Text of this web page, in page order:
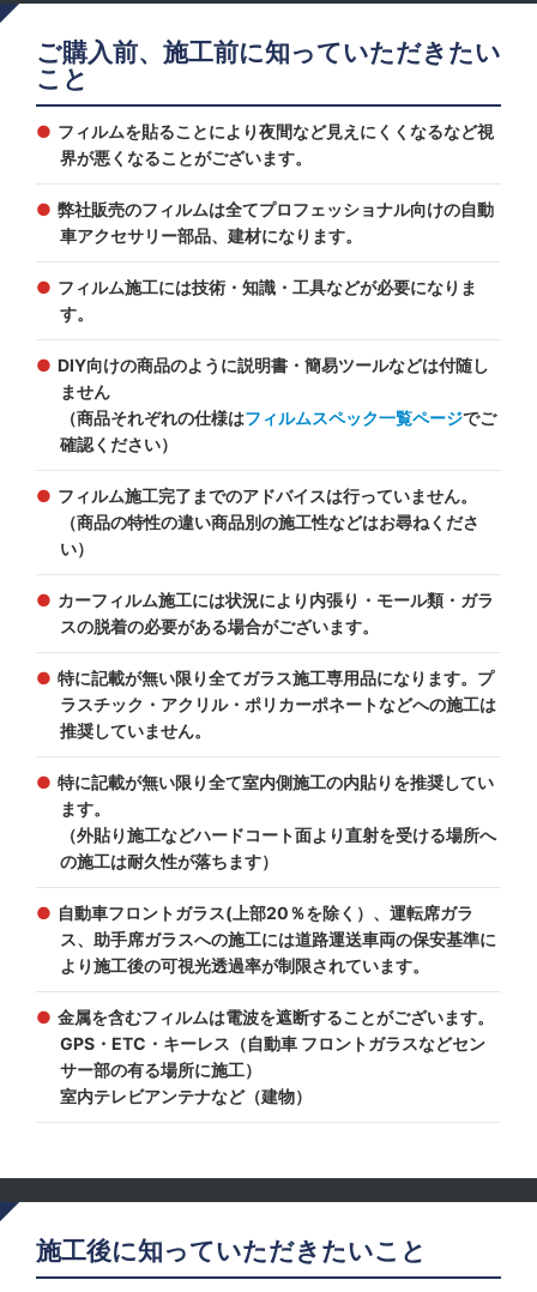
ご購入前、施工前に知っていただきたい
こと
フィルムを貼ることにより夜間など見えにくくなるなど視
界が悪くなることがございます。
弊社販売のフィルムは全てプロフェッショナル向けの自動
車アクセサリー部品、建材になります。
フィルム施工には技術・知識・工具などが必要になりま
す。
DIY向けの商品のように説明書・簡易ツールなどは付随し
ません
（商品それぞれの仕様はフィルムスペック一覧ページでご
確認ください）
フィルム施工完了までのアドバイスは行っていません。
（商品の特性の違い商品別の施工性などはお尋ねくださ
い）
カーフィルム施工には状況により内張り・モール類・ガラ
スの脱着の必要がある場合がございます。
特に記載が無い限り全てガラス施工専用品になります。プ
ラスチック・アクリル・ポリカーポネートなどへの施工は
推奨していません。
特に記載が無い限り全て室内側施工の内貼りを推奨してい
ます。
（外貼り施工などハードコート面より直射を受ける場所へ
の施工は耐久性が落ちます）
自動車フロントガラス(上部20％を除く）、運転席ガラ
ス、助手席ガラスへの施工には道路運送車両の保安基準に
より施工後の可視光透過率が制限されています。
金属を含むフィルムは電波を遮断することがございます。
GPS・ETC・キーレス（自動車 フロントガラスなどセン
サー部の有る場所に施工）
室内テレビアンテナなど（建物）
施工後に知っていただきたいこと